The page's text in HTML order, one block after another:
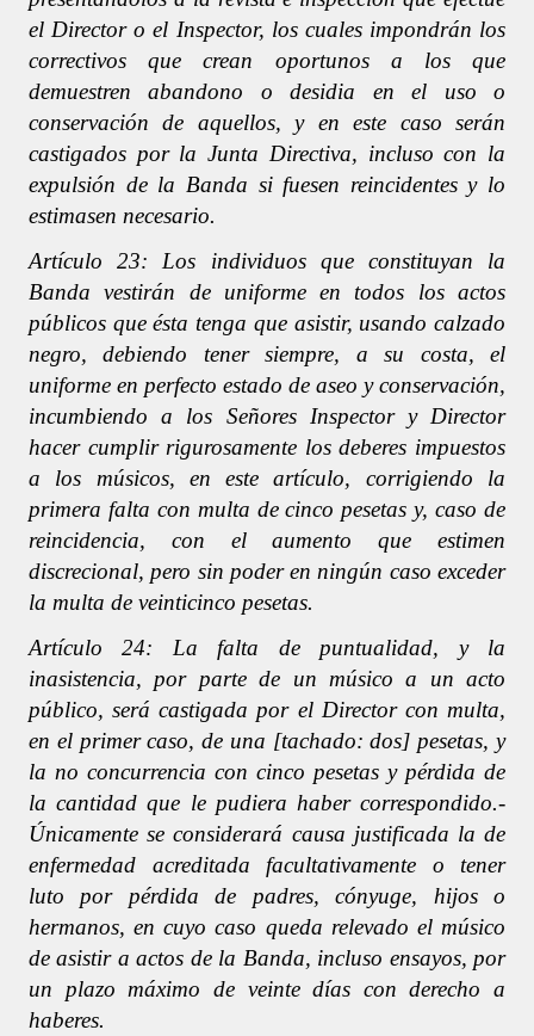
el Director o el Inspector, los cuales impondrán los
correctivos que crean oportunos a los que
demuestren abandono o desidia en el uso o
conservación de aquellos, y en este caso serán
castigados por la Junta Directiva, incluso con la
expulsión de la Banda si fuesen reincidentes y lo
estimasen necesario.
Artículo 23: Los individuos que constituyan la
Banda vestirán de uniforme en todos los actos
públicos que ésta tenga que asistir, usando calzado
negro, debiendo tener siempre, a su costa, el
uniforme en perfecto estado de aseo y conservación,
incumbiendo a los Señores Inspector y Director
hacer cumplir rigurosamente los deberes impuestos
a los músicos, en este artículo, corrigiendo la
primera falta con multa de cinco pesetas y, caso de
reincidencia, con el aumento que estimen
discrecional, pero sin poder en ningún caso exceder
la multa de veinticinco pesetas.
Artículo 24: La falta de puntualidad, y la
inasistencia, por parte de un músico a un acto
público, será castigada por el Director con multa,
en el primer caso, de una [tachado: dos] pesetas, y
la no concurrencia con cinco pesetas y pérdida de
la cantidad que le pudiera haber correspondido.-
Únicamente se considerará causa justificada la de
enfermedad acreditada facultativamente o tener
luto por pérdida de padres, cónyuge, hijos o
hermanos, en cuyo caso queda relevado el músico
de asistir a actos de la Banda, incluso ensayos, por
un plazo máximo de veinte días con derecho a
haberes.